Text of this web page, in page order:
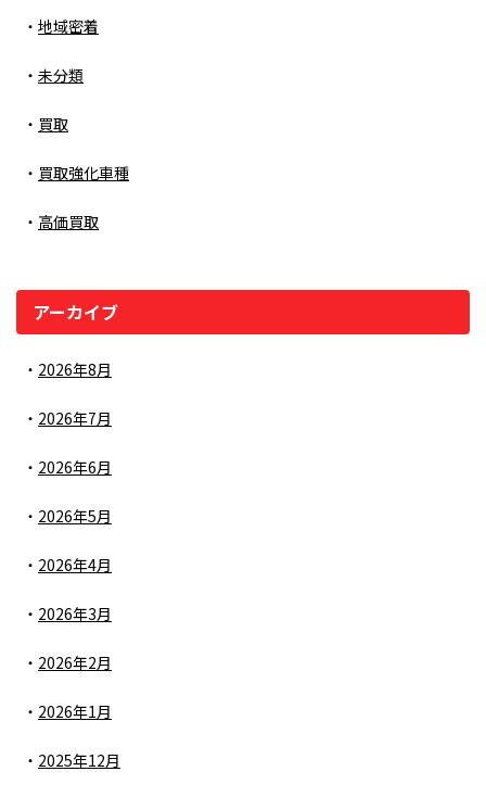
地域密着
未分類
買取
買取強化車種
高価買取
アーカイブ
2026年8月
2026年7月
2026年6月
2026年5月
2026年4月
2026年3月
2026年2月
2026年1月
2025年12月